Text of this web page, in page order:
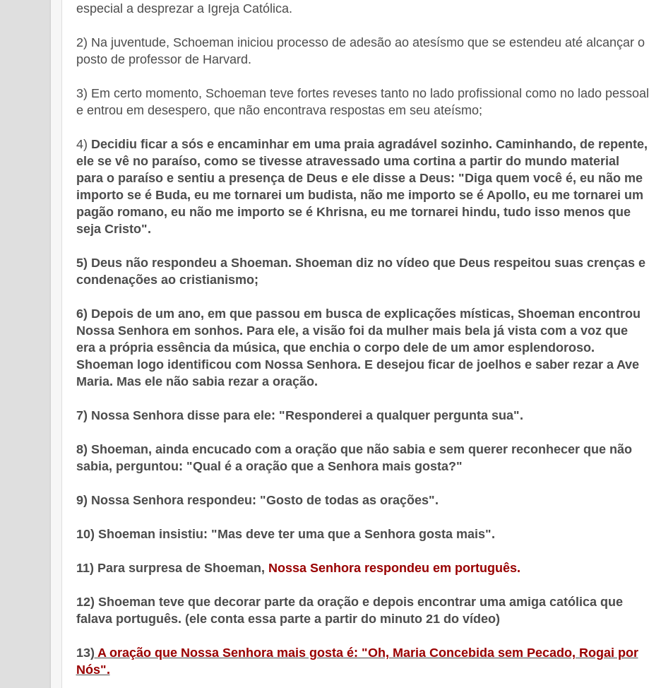
especial a desprezar a Igreja Católica.
2) Na juventude, Schoeman iniciou processo de adesão ao atesísmo que se estendeu até alcançar o
posto de professor de Harvard.
3) Em certo momento, Schoeman teve fortes reveses tanto no lado profissional como no lado pessoal
e entrou em desespero, que não encontrava respostas em seu ateísmo;
4) Decidiu ficar a sós e encaminhar em uma praia agradável sozinho. Caminhando, de repente,
ele se vê no paraíso, como se tivesse atravessado uma cortina a partir do mundo material
para o paraíso e sentiu a presença de Deus e ele disse a Deus: "Diga quem você é, eu não me
importo se é Buda, eu me tornarei um budista, não me importo se é Apollo, eu me tornarei um
pagão romano, eu não me importo se é Khrisna, eu me tornarei hindu, tudo isso menos que
seja Cristo".
5) Deus não respondeu a Shoeman. Shoeman diz no vídeo que Deus respeitou suas crenças e
condenações ao cristianismo;
6) Depois de um ano, em que passou em busca de explicações místicas, Shoeman encontrou
Nossa Senhora em sonhos. Para ele, a visão foi da mulher mais bela já vista com a voz que
era a própria essência da música, que enchia o corpo dele de um amor esplendoroso.
Shoeman logo identificou com Nossa Senhora. E desejou ficar de joelhos e saber rezar a Ave
Maria. Mas ele não sabia rezar a oração.
7) Nossa Senhora disse para ele: "Responderei a qualquer pergunta sua".
8) Shoeman, ainda encucado com a oração que não sabia e sem querer reconhecer que não
sabia, perguntou: "Qual é a oração que a Senhora mais gosta?"
9) Nossa Senhora respondeu: "Gosto de todas as orações".
10) Shoeman insistiu: "Mas deve ter uma que a Senhora gosta mais".
11) Para surpresa de Shoeman, Nossa Senhora respondeu em português.
12) Shoeman teve que decorar parte da oração e depois encontrar uma amiga católica que
falava português. (ele conta essa parte a partir do minuto 21 do vídeo)
13) A oração que Nossa Senhora mais gosta é: "Oh, Maria Concebida sem Pecado, Rogai por
Nós".